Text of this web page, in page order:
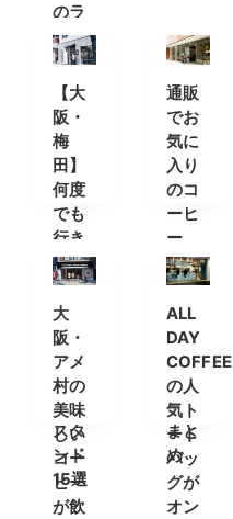
のラ
テを
【大
阪・
梅
田】
何度
でも
行き
たい
おす
すめ
カフ
ェ＆
コー
ヒー
スタ
ンド
15選
通販
でお
気に
入り
のコ
ーヒ
ー
を。
人気
のオ
ンラ
イン
ショ
ップ
まと
め
大
阪・
アメ
村の
美味
しい
コー
ヒー
が飲
ALL
DAY
COFFEE
の人
気ト
ート
バッ
グが
オン